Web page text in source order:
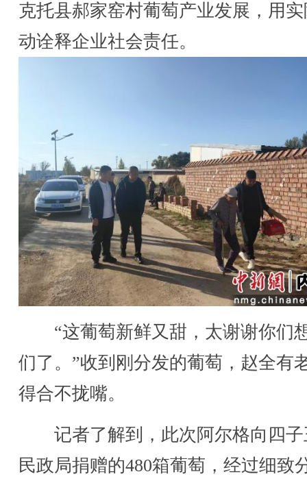
克托县郝家窑村葡萄产业发展，用
动诠释企业社会责任。
“这葡萄新鲜又甜，太谢谢你们
们了。”收到刚分发的葡萄，赵全有
得合不拢嘴。
记者了解到，此次阿尔格向四子
民政局捐赠的480箱葡萄，经过细致